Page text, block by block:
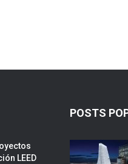
LEED
POSTS